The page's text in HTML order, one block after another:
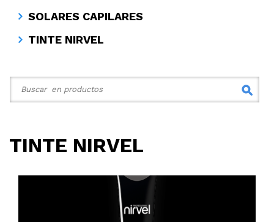
SOLARES CAPILARES
TINTE NIRVEL
TINTE NIRVEL